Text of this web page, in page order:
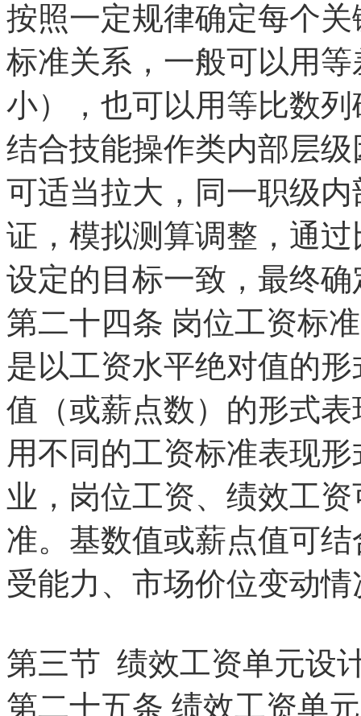
按照一定规律确定每个
标准关系，一般可以用
小），也可以用等比数
结合技能操作类内部层
可适当拉大，同一职级
证，模拟测算调整，通
设定的目标一致，最终
第二十四条 岗位工资标
是以工资水平绝对值的
值（或薪点数）的形式
用不同的工资标准表现
业，岗位工资、绩效工
准。基数值或薪点值可
受能力、市场价位变动
第三节 绩效工资单元设
第二十五条 绩效工资单